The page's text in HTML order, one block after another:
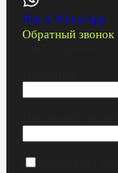
Чат в WhatsApp
Обратный звонок